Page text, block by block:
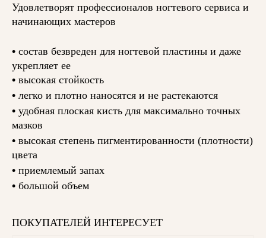
Удовлетворят профессионалов ногтевого сервиса и
начинающих мастеров
• состав безвреден для ногтевой пластины и даже
укрепляет ее
• высокая стойкость
• легко и плотно наносятся и не растекаются
• удобная плоская кисть для максимально точных
мазков
• высокая степень пигментированности (плотности)
цвета
• приемлемый запах
• большой объем
ПОКУПАТЕЛЕЙ ИНТЕРЕСУЕТ